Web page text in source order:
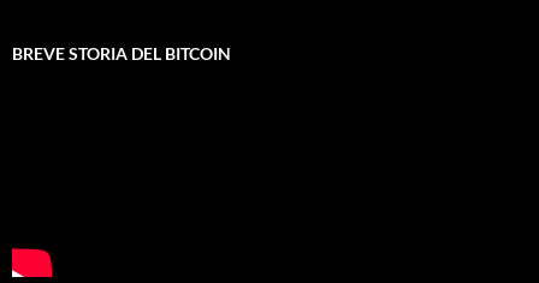
BREVE STORIA DEL BITCOIN